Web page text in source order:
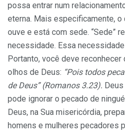
possa entrar num
eterna. Mais especificamente,
ouve e está com sede. “Sede”
necessidade. Essa
Portanto, você deve reconhecer
olhos de Deus: “Pois todos
de Deus” (Romanos 3.23).
pode ignorar o pecado de
Deus, na Sua misericórdia,
homens e mulheres pecadores